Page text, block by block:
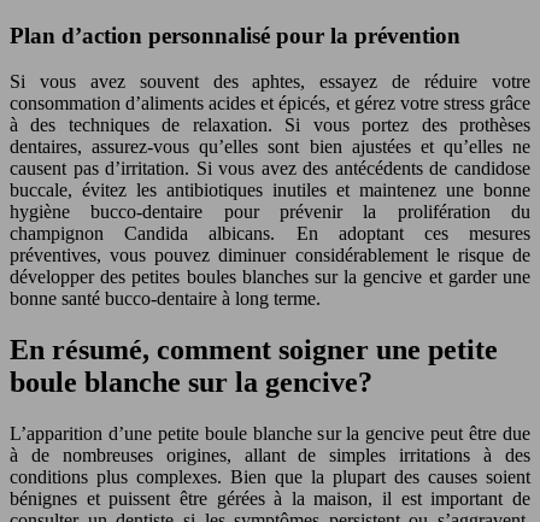
Plan d’action personnalisé pour la prévention
Si vous avez souvent des aphtes, essayez de réduire votre
consommation d’aliments acides et épicés, et gérez votre stress grâce
à des techniques de relaxation. Si vous portez des prothèses
dentaires, assurez-vous qu’elles sont bien ajustées et qu’elles ne
causent pas d’irritation. Si vous avez des antécédents de candidose
buccale, évitez les antibiotiques inutiles et maintenez une bonne
hygiène bucco-dentaire pour prévenir la prolifération du
champignon Candida albicans. En adoptant ces mesures
préventives, vous pouvez diminuer considérablement le risque de
développer des petites boules blanches sur la gencive et garder une
bonne santé bucco-dentaire à long terme.
En résumé, comment soigner une petite
boule blanche sur la gencive?
L’apparition d’une petite boule blanche sur la gencive peut être due
à de nombreuses origines, allant de simples irritations à des
conditions plus complexes. Bien que la plupart des causes soient
bénignes et puissent être gérées à la maison, il est important de